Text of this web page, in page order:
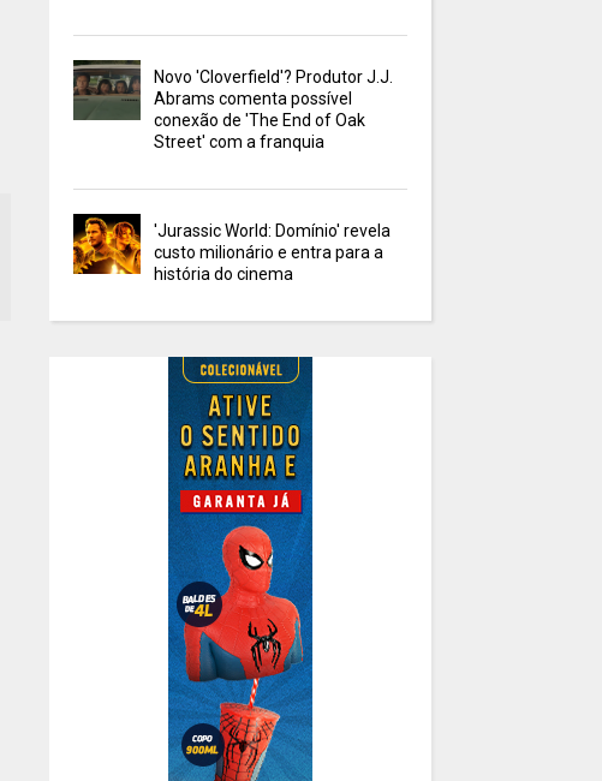
Novo 'Cloverfield'? Produtor J.J.
Abrams comenta possível
conexão de 'The End of Oak
Street' com a franquia
'Jurassic World: Domínio' revela
custo milionário e entra para a
história do cinema